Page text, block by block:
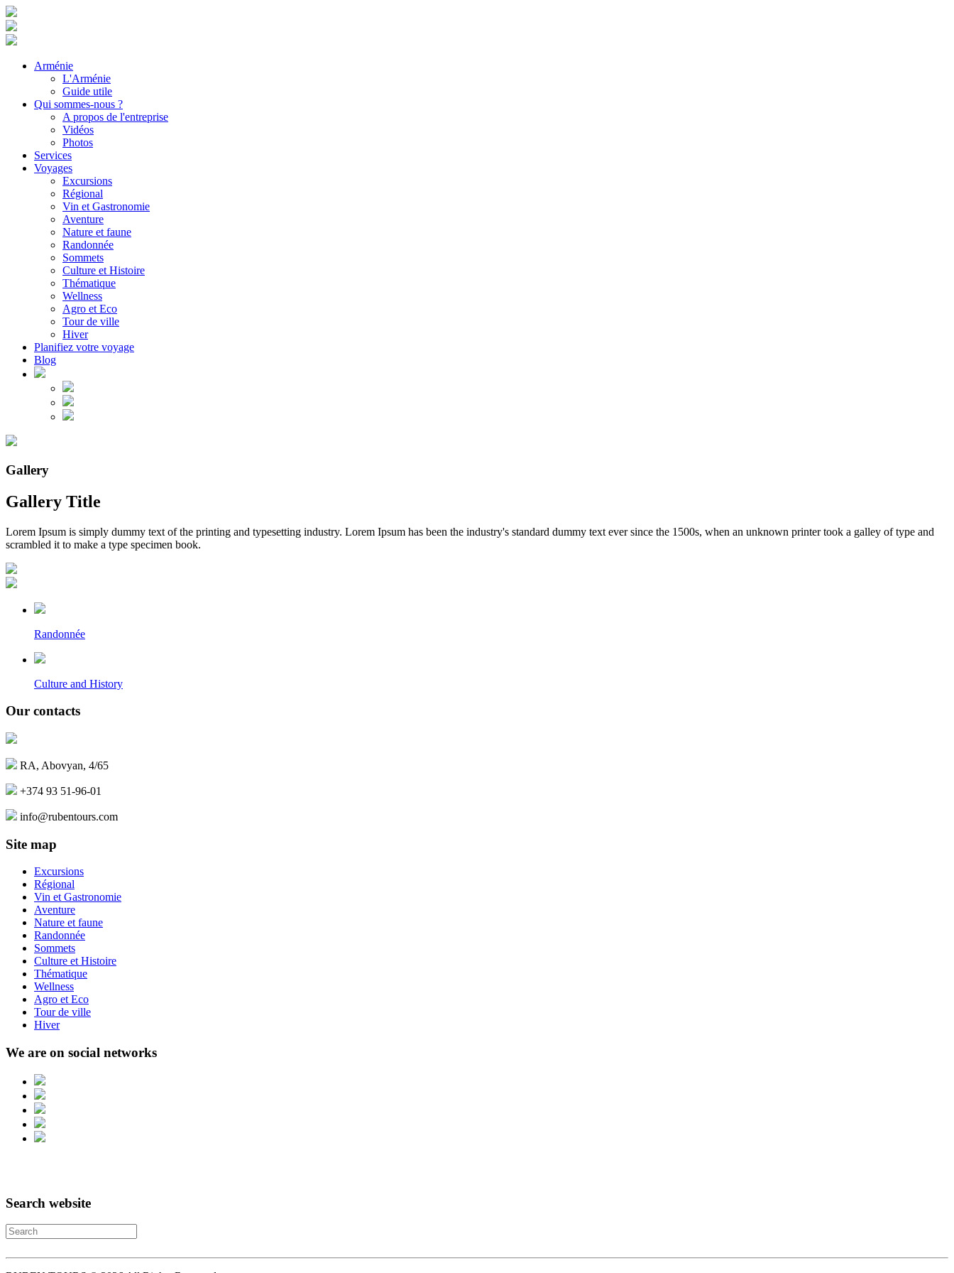
Arménie
L'Arménie
Guide utile
Qui sommes-nous ?
A propos de l'entreprise
Vidéos
Photos
Services
Voyages
Excursions
Régional
Vin et Gastronomie
Aventure
Nature et faune
Randonnée
Sommets
Culture et Histoire
Thématique
Wellness
Agro et Eco
Tour de ville
Hiver
Planifiez votre voyage
Blog
Gallery
Gallery Title
Lorem Ipsum is simply dummy text of the printing and typesetting industry. Lorem Ipsum has been the industry's standard dummy text ever since the 1500s, when an unknown printer took a galley of type and
scrambled it to make a type specimen book.
Randonnée
Culture and History
Our contacts
RA, Abovyan, 4/65
+374 93 51-96-01
info@rubentours.com
Site map
Excursions
Régional
Vin et Gastronomie
Aventure
Nature et faune
Randonnée
Sommets
Culture et Histoire
Thématique
Wellness
Agro et Eco
Tour de ville
Hiver
We are on social networks
Search website